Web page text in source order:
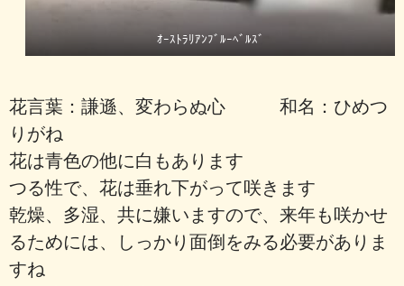
ｵｰｽﾄﾗﾘｱﾝﾌﾞﾙｰﾍﾞﾙｽﾞ
花言葉：謙遜、変わらぬ心 和名：ひめつ
りがね
花は青色の他に白もあります
つる性で、花は垂れ下がって咲きます
乾燥、多湿、共に嫌いますので、来年も咲かせ
るためには、しっかり面倒をみる必要がありま
すね